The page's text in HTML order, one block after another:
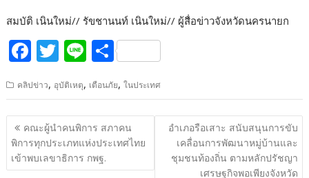
สมบัติ เนินใหม่// รัขชานนท์ เนินใหม่// ผู้สื่อข่าวจังหวัดนครนายก
F
e
b
o
o
T
itt
er
Li
n
e
S
h
ar
e
คลิปข่าว, อุบัติเหตุ, เตือนภัย,ในประเทศ
แนะแนว
เรื่อง
คณะผู้นำคนพิการ สภาคน
พิการทุกประเภทแห่งประเทศไทย
เข้าพบเลขาธิการ กพฐ.
อำเภอรือเสาะ สนับสนุนการขับ
เคลื่อนการพัฒนาหมู่บ้านและ
ชุมชนท้องถิ่น ตามหลักปรัชญา
เศรษฐกิจพอเพียงจังหวัด